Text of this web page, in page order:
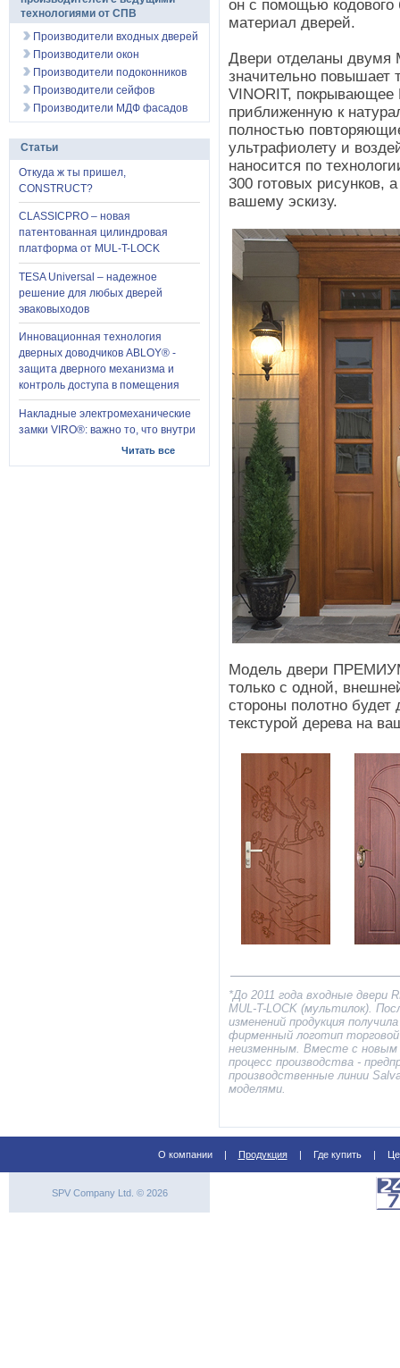
он с помощью кодового
материал дверей.
Двери отделаны
значительно повышает
VINORIT,
приближенную к
полностью
ультрафиолету и
наносится по
300 готовых рисунков,
вашему эскизу.
Модель двери
только с одной,
стороны полотно
текстурой дерева на
*До 2011 года входные двери
МUL-T-LOCK (мультилок).
изменений продукция
фирменный логотип
неизменным. Вместе с новым
процесс производства -
производственные линии
моделями.
технологиями от СПВ
Производители входных дверей
Производители окон
Производители подоконников
Производители сейфов
Производители МДФ фасадов
Статьи
Откуда ж ты пришел,
CONSTRUCT?
CLASSICPRO – новая
патентованная цилиндровая
платформа от MUL-T-LOCK
TESA Universal – надежное
решение для любых дверей
эваковыходов
Инновационная технология
дверных доводчиков ABLOY® -
защита дверного механизма и
контроль доступа в помещения
Накладные электромеханические
замки VIRO®: важно то, что внутри
Читать все
О компании | Продукция | Где купить |
SPV Company Ltd. © 2026